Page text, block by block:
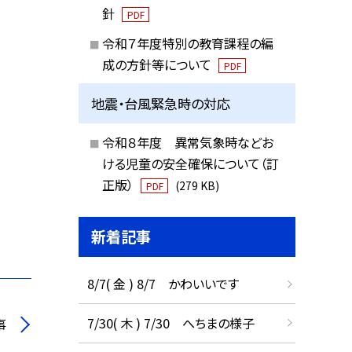
針
PDF
令和７年度特別の教育課程の編
成の方針等について
PDF
地震・台風緊急時の対応
令和８年度 異常気象時などお
ける児童の安全確保について（訂
正版）
PDF (279 KB)
新着記事
8/7( 金 ) 8/7 かわいいです
7/30( 木 ) 7/30 へちまの様子